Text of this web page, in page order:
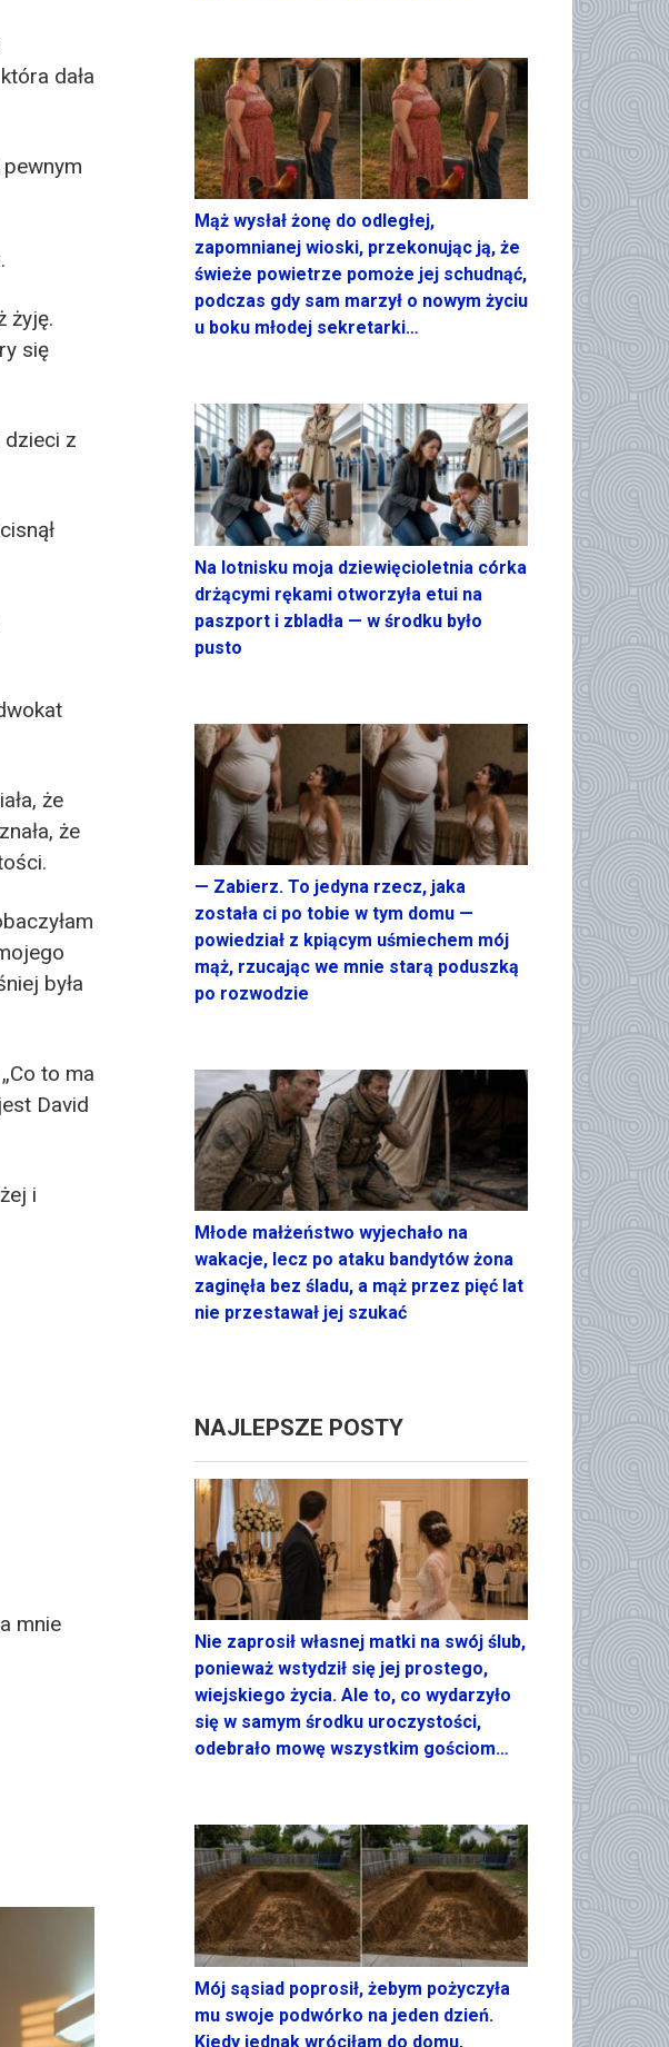
dała
żyję.
się
dzieci z
że
że
była
to ma
David
i
mnie
Mąż wysłał żonę do odległej,
zapomnianej wioski, przekonując ją, że
świeże powietrze pomoże jej schudnąć,
podczas gdy sam marzył o nowym życiu
u boku młodej sekretarki…
Na lotnisku moja dziewięcioletnia córka
drżącymi rękami otworzyła etui na
paszport i zbladła — w środku było
pusto
— Zabierz. To jedyna rzecz, jaka
została ci po tobie w tym domu —
powiedział z kpiącym uśmiechem mój
mąż, rzucając we mnie starą poduszką
po rozwodzie
Młode małżeństwo wyjechało na
wakacje, lecz po ataku bandytów żona
zaginęła bez śladu, a mąż przez pięć lat
nie przestawał jej szukać
NAJLEPSZE POSTY
Nie zaprosił własnej matki na swój ślub,
ponieważ wstydził się jej prostego,
wiejskiego życia. Ale to, co wydarzyło
się w samym środku uroczystości,
odebrało mowę wszystkim gościom…
Mój sąsiad poprosił, żebym pożyczyła
mu swoje podwórko na jeden dzień.
Kiedy jednak wróciłam do domu,